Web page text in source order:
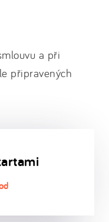
a při
připravených